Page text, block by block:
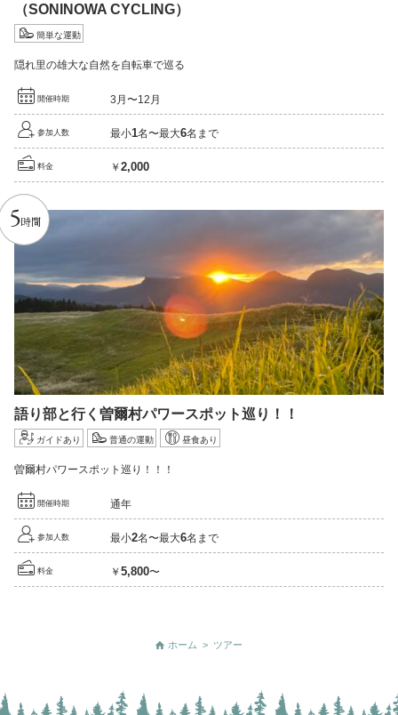
（SONINOWA CYCLING）
簡単な運動
隠れ里の雄大な自然を自転車で巡る
開催時期 3月〜12月
参加人数 最小1名〜最大6名まで
料金 ￥ 2,000
5時間
語り部と行く曽爾村パワースポット巡り！！
ガイドあり 普通の運動 昼食あり
曽爾村パワースポット巡り！！！
開催時期 通年
参加人数 最小2名〜最大6名まで
料金 ￥ 5,800〜
ホーム > ツアー